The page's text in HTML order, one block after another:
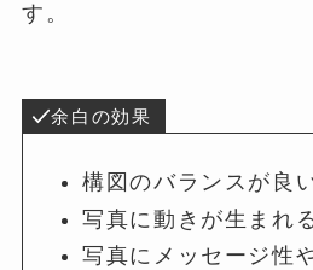
す。
余白の効果
構図のバランスが良
写真に動きが生まれ
写真にメッセージ性